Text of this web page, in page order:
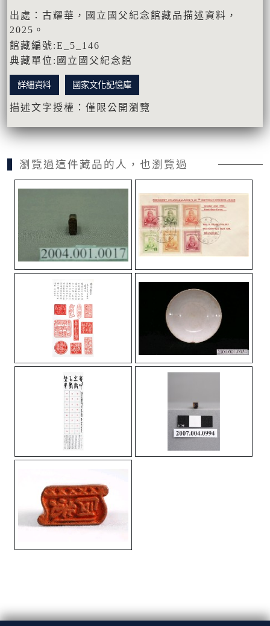
出處：古耀華，國立國父紀念館藏品描述資料，
2025。
館藏編號:E_5_146
典藏單位:國立國父紀念館
詳細資料 國家文化記憶庫
描述文字授權：僅限公開瀏覽
瀏覽過這件藏品的人，也瀏覽過